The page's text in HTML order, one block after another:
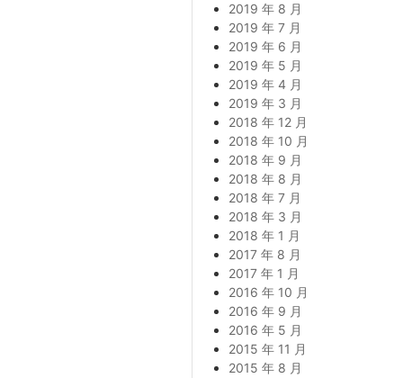
2019 年 8 月
2019 年 7 月
2019 年 6 月
2019 年 5 月
2019 年 4 月
2019 年 3 月
2018 年 12 月
2018 年 10 月
2018 年 9 月
2018 年 8 月
2018 年 7 月
2018 年 3 月
2018 年 1 月
2017 年 8 月
2017 年 1 月
2016 年 10 月
2016 年 9 月
2016 年 5 月
2015 年 11 月
2015 年 8 月